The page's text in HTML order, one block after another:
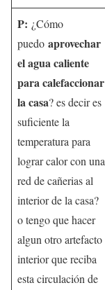
P: ¿Cómo
puedo aprovechar
el agua caliente
para calefaccionar
la casa? es decir es
suficiente la
temperatura para
lograr calor con una
red de cañerias al
interior de la casa?
o tengo que hacer
algun otro artefacto
interior que reciba
esta circulación de